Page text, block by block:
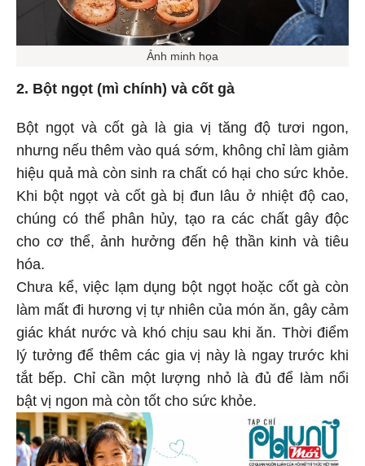
Ảnh minh họa
2. Bột ngọt (mì chính) và cốt gà
Bột ngọt và cốt gà là gia vị tăng độ tươi ngon,
nhưng nếu thêm vào quá sớm, không chỉ làm giảm
hiệu quả mà còn sinh ra chất có hại cho sức khỏe.
Khi bột ngọt và cốt gà bị đun lâu ở nhiệt độ cao,
chúng có thể phân hủy, tạo ra các chất gây độc
cho cơ thể, ảnh hưởng đến hệ thần kinh và tiêu
hóa.
Chưa kể, việc lạm dụng bột ngọt hoặc cốt gà còn
làm mất đi hương vị tự nhiên của món ăn, gây cảm
giác khát nước và khó chịu sau khi ăn. Thời điểm
lý tưởng để thêm các gia vị này là ngay trước khi
tắt bếp. Chỉ cần một lượng nhỏ là đủ để làm nổi
bật vị ngon mà còn tốt cho sức khỏe.